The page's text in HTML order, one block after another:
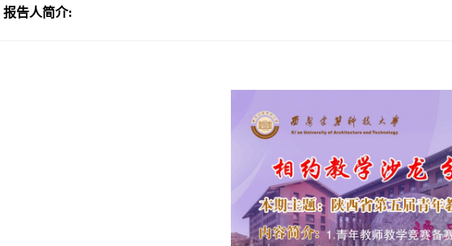
报告人简介: